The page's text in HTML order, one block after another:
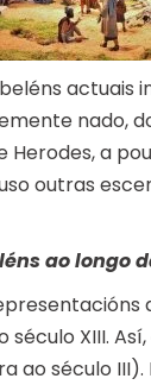
actuais
nado,
a
outras
ao longo
XIII.
ao século